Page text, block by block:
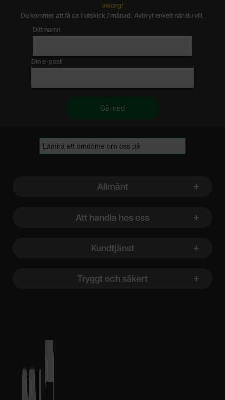
inkorg!
Du kommer att få ca 1 utskick / månad. Avbryt enkelt när du vill.
Ditt namn
Din e-post
Allmänt
Att handla hos oss
Kundtjänst
Tryggt och säkert